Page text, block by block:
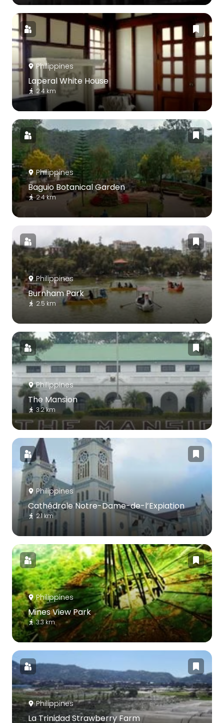
Philippines
Laperal White House
2.4 km
Philippines
Baguio Botanical Garden
2.4 km
Philippines
Burnham Park
2.5 km
Philippines
The Mansion
3.2 km
Philippines
Cathédrale Notre-Dame-de-l’Expiation
2.1 km
Philippines
Mines View Park
3.3 km
Philippines
La Trinidad Strawberry Farm